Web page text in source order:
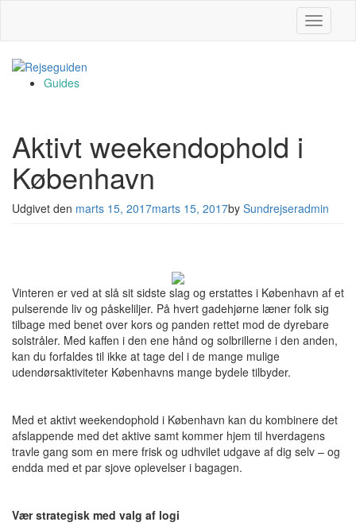
Slå
Guides
Aktivt weekendophold i
København
Udgivet den marts 15, 2017marts 15, 2017by Sundrejseradmin
Vinteren er ved at slå sit sidste slag og erstattes i København af et
pulserende liv og påskeliljer. På hvert gadehjørne læner folk sig
tilbage med benet over kors og panden rettet mod de dyrebare
solstråler. Med kaffen i den ene hånd og solbrillerne i den anden,
kan du forfaldes til ikke at tage del i de mange mulige
udendørsaktiviteter Københavns mange bydele tilbyder.
Med et aktivt weekendophold i København kan du kombinere det
afslappende med det aktive samt kommer hjem til hverdagens
travle gang som en mere frisk og udhvilet udgave af dig selv – og
endda med et par sjove oplevelser i bagagen.
Vær strategisk med valg af logi